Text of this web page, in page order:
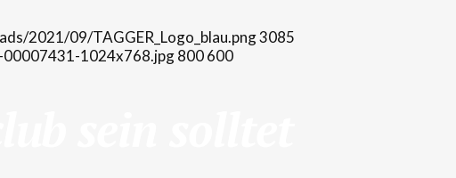
2021/09/TAGGER_Logo_blau.png3085
1024x768.jpg800600